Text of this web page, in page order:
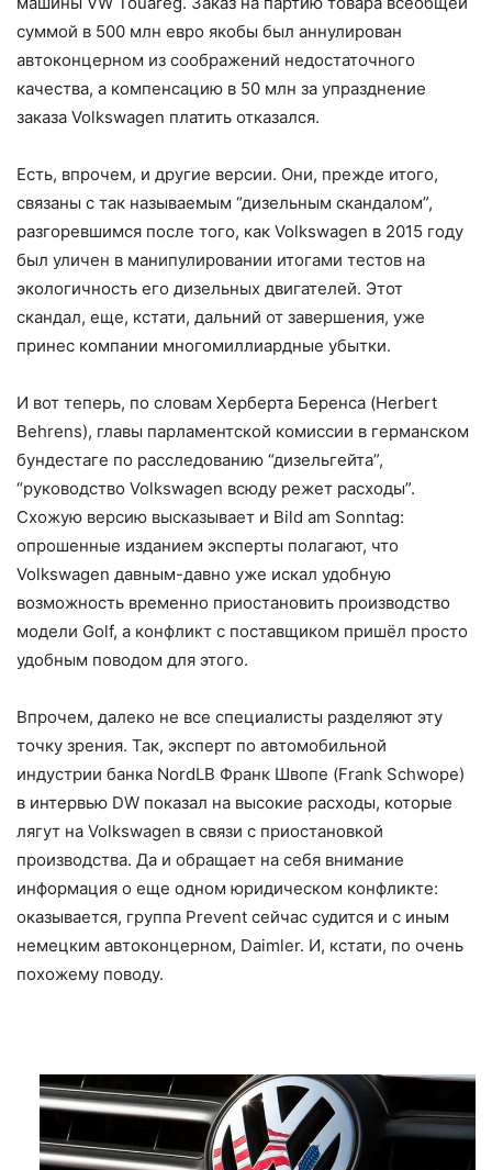
суммой в 500 млн евро якобы был аннулирован
автоконцерном из соображений недостаточного
качества, а компенсацию в 50 млн за упразднение
заказа Volkswagen платить отказался.
Есть, впрочем, и другие версии. Они, прежде итого,
связаны с так называемым “дизельным скандалом”,
разгоревшимся после того, как Volkswagen в 2015 году
был уличен в манипулировании итогами тестов на
экологичность его дизельных двигателей. Этот
скандал, еще, кстати, дальний от завершения, уже
принес компании многомиллиардные убытки.
И вот теперь, по словам Херберта Беренса (Herbert
Behrens), главы парламентской комиссии в германском
бундестаге по расследованию “дизельгейта”,
“руководство Volkswagen всюду режет расходы”.
Схожую версию высказывает и Bild am Sonntag:
опрошенные изданием эксперты полагают, что
Volkswagen давным-давно уже искал удобную
возможность временно приостановить производство
модели Golf, а конфликт с поставщиком пришёл просто
удобным поводом для этого.
Впрочем, далеко не все специалисты разделяют эту
точку зрения. Так, эксперт по автомобильной
индустрии банка NordLB Франк Швопе (Frank Schwope)
в интервью DW показал на высокие расходы, которые
лягут на Volkswagen в связи с приостановкой
производства. Да и обращает на себя внимание
информация о еще одном юридическом конфликте:
оказывается, группа Prevent сейчас судится и с иным
немецким автоконцерном, Daimler. И, кстати, по очень
похожему поводу.